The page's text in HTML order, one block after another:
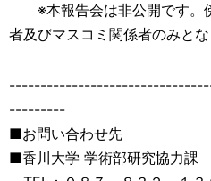
※本報告会は非公開です。
者及びマスコミ関係者のみとな
---------
■お問い合わせ先
■香川大学 学術部研究協力課